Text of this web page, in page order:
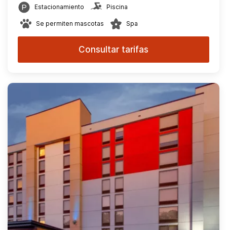
Estacionamiento Piscina
Se permiten mascotas Spa
Consultar tarifas